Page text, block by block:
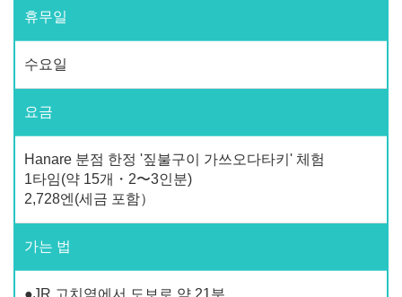
휴무일
수요일
요금
Hanare 분점 한정 '짚불구이 가쓰오다타키' 체험
1타임(약 15개・2〜3인분)
2,728엔(세금 포함）
가는 법
●JR 고치역에서 도보로 약 21분